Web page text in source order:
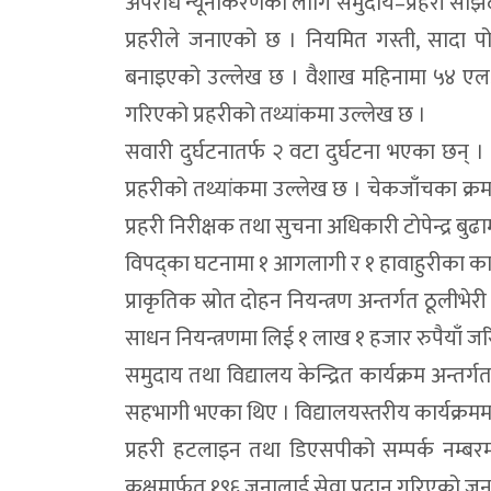
प्रहरीले जनाएको छ । नियमित गस्ती, सादा
बनाइएको उल्लेख छ । वैशाख महिनामा ५४
गरिएको प्रहरीको तथ्यांकमा उल्लेख छ ।
सवारी दुर्घटनातर्फ २ वटा दुर्घटना भएका
प्रहरीको तथ्यांकमा उल्लेख छ । चेकजाँचका
प्रहरी निरीक्षक तथा सुचना अधिकारी टाेपेन्द्र
विपद्का घटनामा १ आगलागी र १ हावाहुरीका
प्राकृतिक स्रोत दोहन नियन्त्रण अन्तर्गत
साधन नियन्त्रणमा लिई १ लाख १ हजार रुपैयाँ
समुदाय तथा विद्यालय केन्द्रित कार्यक्रम
सहभागी भएका थिए । विद्यालयस्तरीय
प्रहरी हटलाइन तथा डिएसपीको सम्पर्क